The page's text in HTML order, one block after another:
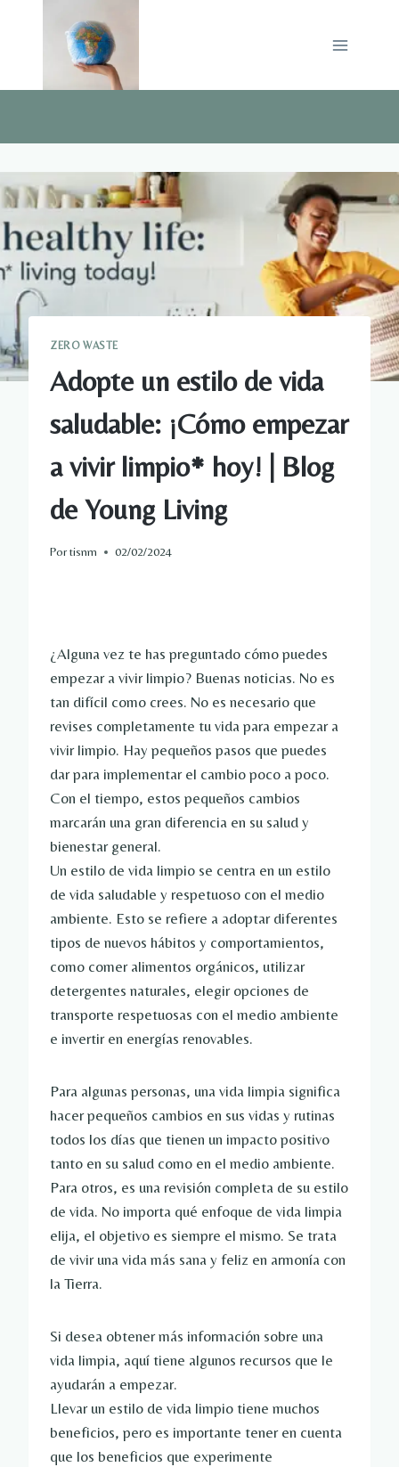
ZERO WASTE
Adopte un estilo de vida
saludable: ¡Cómo empezar
a vivir limpio* hoy! | Blog
de Young Living
Portisnm 02/02/2024
¿Alguna vez te has preguntado cómo puedes
empezar a vivir limpio? Buenas noticias. No es
tan difícil como crees. No es necesario que
revises completamente tu vida para empezar a
vivir limpio. Hay pequeños pasos que puedes
dar para implementar el cambio poco a poco.
Con el tiempo, estos pequeños cambios
marcarán una gran diferencia en su salud y
bienestar general.
Un estilo de vida limpio se centra en un estilo
de vida saludable y respetuoso con el medio
ambiente. Esto se refiere a adoptar diferentes
tipos de nuevos hábitos y comportamientos,
como comer alimentos orgánicos, utilizar
detergentes naturales, elegir opciones de
transporte respetuosas con el medio ambiente
e invertir en energías renovables.
Para algunas personas, una vida limpia significa
hacer pequeños cambios en sus vidas y rutinas
todos los días que tienen un impacto positivo
tanto en su salud como en el medio ambiente.
Para otros, es una revisión completa de su estilo
de vida. No importa qué enfoque de vida limpia
elija, el objetivo es siempre el mismo. Se trata
de vivir una vida más sana y feliz en armonía con
la Tierra.
Si desea obtener más información sobre una
vida limpia, aquí tiene algunos recursos que le
ayudarán a empezar.
Llevar un estilo de vida limpio tiene muchos
beneficios, pero es importante tener en cuenta
que los beneficios que experimente